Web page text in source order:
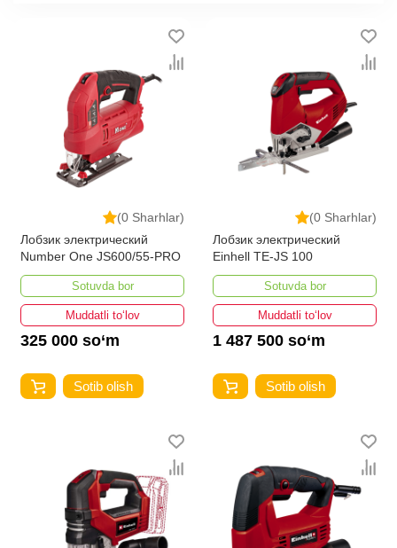
(0 Sharhlar)
Лобзик электрический
Number One JS600/55-PRO
Sotuvda bor
Muddatli to‘lov
325 000 so‘m
Sotib olish
(0 Sharhlar)
Лобзик электрический
Einhell TE-JS 100
Sotuvda bor
Muddatli to‘lov
1 487 500 so‘m
Sotib olish